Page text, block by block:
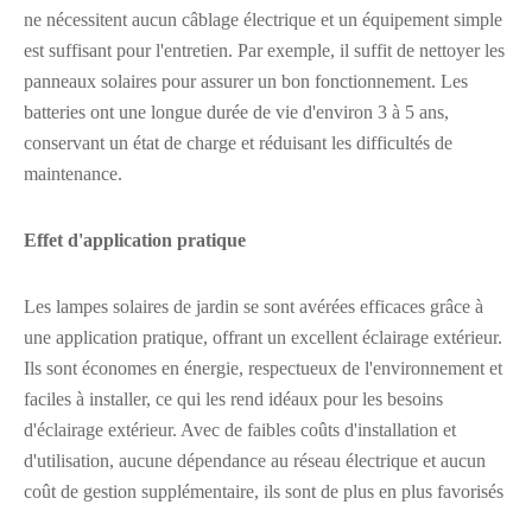
ne nécessitent aucun câblage électrique et un équipement simple
est suffisant pour l'entretien. Par exemple, il suffit de nettoyer les
panneaux solaires pour assurer un bon fonctionnement. Les
batteries ont une longue durée de vie d'environ 3 à 5 ans,
conservant un état de charge et réduisant les difficultés de
maintenance.
Effet d'application pratique
Les lampes solaires de jardin se sont avérées efficaces grâce à
une application pratique, offrant un excellent éclairage extérieur.
Ils sont économes en énergie, respectueux de l'environnement et
faciles à installer, ce qui les rend idéaux pour les besoins
d'éclairage extérieur. Avec de faibles coûts d'installation et
d'utilisation, aucune dépendance au réseau électrique et aucun
coût de gestion supplémentaire, ils sont de plus en plus favorisés